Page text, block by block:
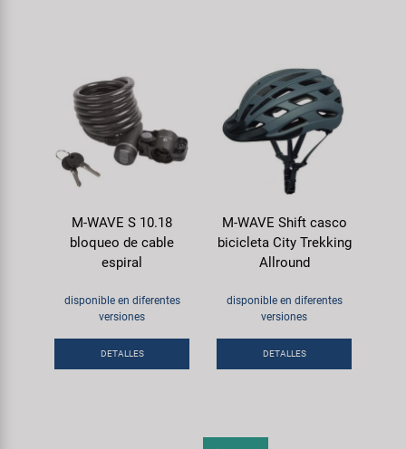
M-WAVE S 10.18
bloqueo de cable
espiral
disponible en diferentes
versiones
DETALLES
M-WAVE Shift casco
bicicleta City Trekking
Allround
disponible en diferentes
versiones
DETALLES